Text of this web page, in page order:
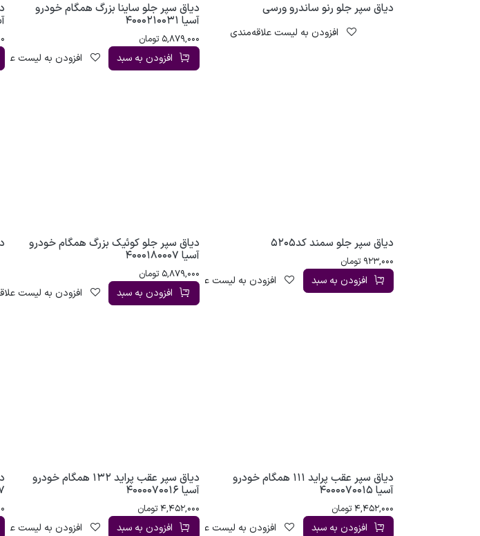
دیاق سپر جلو رنو ساندرو ورسی
افزودن به لیست علاقه‌مندی
دیاق سپر جلو ساینا بزرگ همگام خودرو
آسیا 4000210031
5,879,000 تومان
افزودن به سبد افزودن به لیست
دیاق سپر جلو سمند کد5205
923,000 تومان
افزودن به سبد افزودن به لیست علاقه‌مندی
دیاق سپر جلو کوئیک بزرگ همگام خودرو
آسیا 4000180007
5,879,000 تومان
افزودن به سبد افزودن به لیست
دیاق سپر عقب پراید 111 همگام خودرو
آسیا 4000070015
4,452,000 تومان
افزودن به سبد افزودن به لیست علاقه‌مندی
دیاق سپر عقب پراید 132 همگام خودرو
آسیا 4000070016
4,452,000 تومان
افزودن به سبد افزودن به لیست